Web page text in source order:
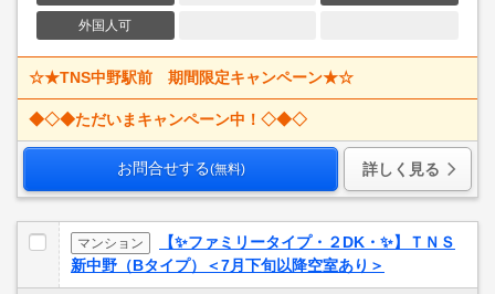
外国人可
☆★TNS中野駅前 期間限定キャンペーン★☆
◆◇◆ただいまキャンペーン中！◇◆◇
お問合せする(無料) 詳しく見る
マンション
【✨ファミリータイプ・２DK・✨】ＴＮＳ
新中野（Bタイプ）＜7月下旬以降空室あり＞